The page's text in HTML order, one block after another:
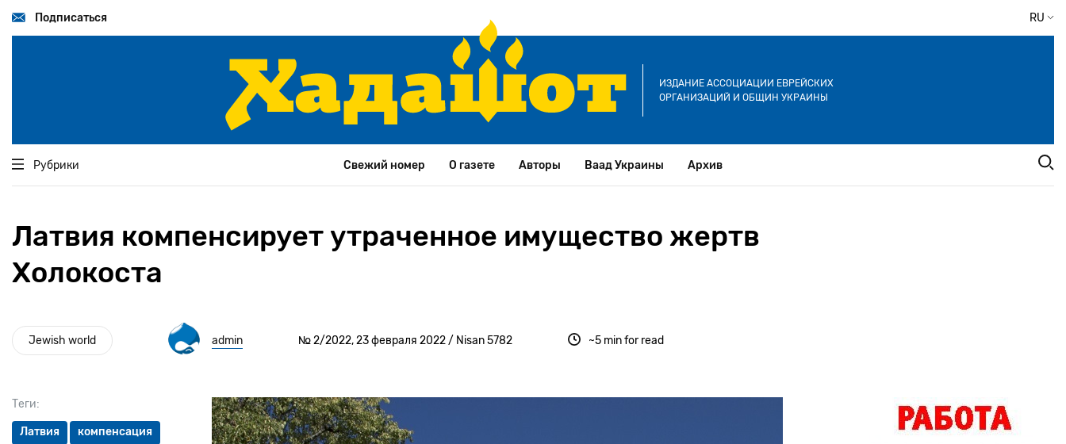
основномуПодписаться RU
ИЗДАНИЕ АССОЦИАЦИИ ЕВРЕЙСКИХ
ОРГАНИЗАЦИЙ И ОБЩИН УКРАИНЫ
Рубрики Свежий номер О газете Авторы Ваад Украины Архив
Латвия компенсирует утраченное имущество жертв
Холокоста
Jewish world admin № 2/2022, 23 февраля 2022 / Nisan 5782 ~5 min for read
Теги:
Латвия компенсация